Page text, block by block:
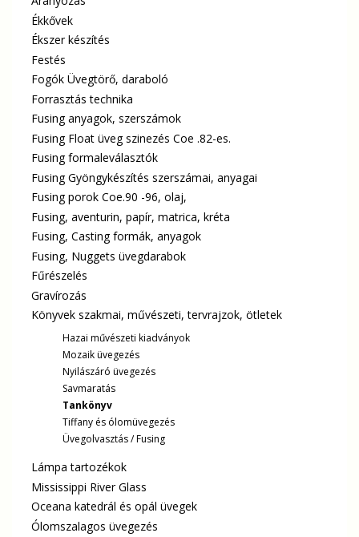
Ékkővek
Ékszer készítés
Festés
Fogók Üvegtörő, daraboló
Forrasztás technika
Fusing anyagok, szerszámok
Fusing Float üveg szinezés Coe .82-es.
Fusing formaleválasztók
Fusing Gyöngykészítés szerszámai, anyagai
Fusing porok Coe.90 -96, olaj,
Fusing, aventurin, papír, matrica, kréta
Fusing, Casting formák, anyagok
Fusing, Nuggets üvegdarabok
Fűrészelés
Gravírozás
Könyvek szakmai, művészeti, tervrajzok, ötletek
Hazai művészeti kiadványok
Mozaik üvegezés
Nyilászáró üvegezés
Savmaratás
Tankönyv
Tiffany és ólomüvegezés
Üvegolvasztás / Fusing
Lámpa tartozékok
Mississippi River Glass
Oceana katedrál és opál üvegek
Ólomszalagos üvegezés